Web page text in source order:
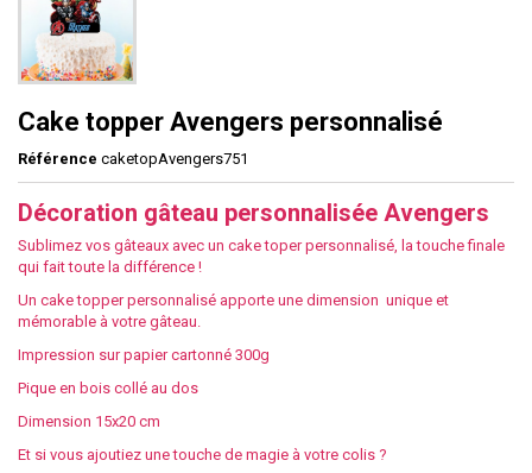
Cake topper Avengers personnalisé
Référence caketopAvengers751
Décoration gâteau personnalisée Avengers
Sublimez vos gâteaux avec un cake toper personnalisé, la touche finale
qui fait toute la différence !
Un cake topper personnalisé apporte une dimension unique et
mémorable à votre gâteau.
Impression sur papier cartonné 300g
Pique en bois collé au dos
Dimension 15x20 cm
Et si vous ajoutiez une touche de magie à votre colis ?